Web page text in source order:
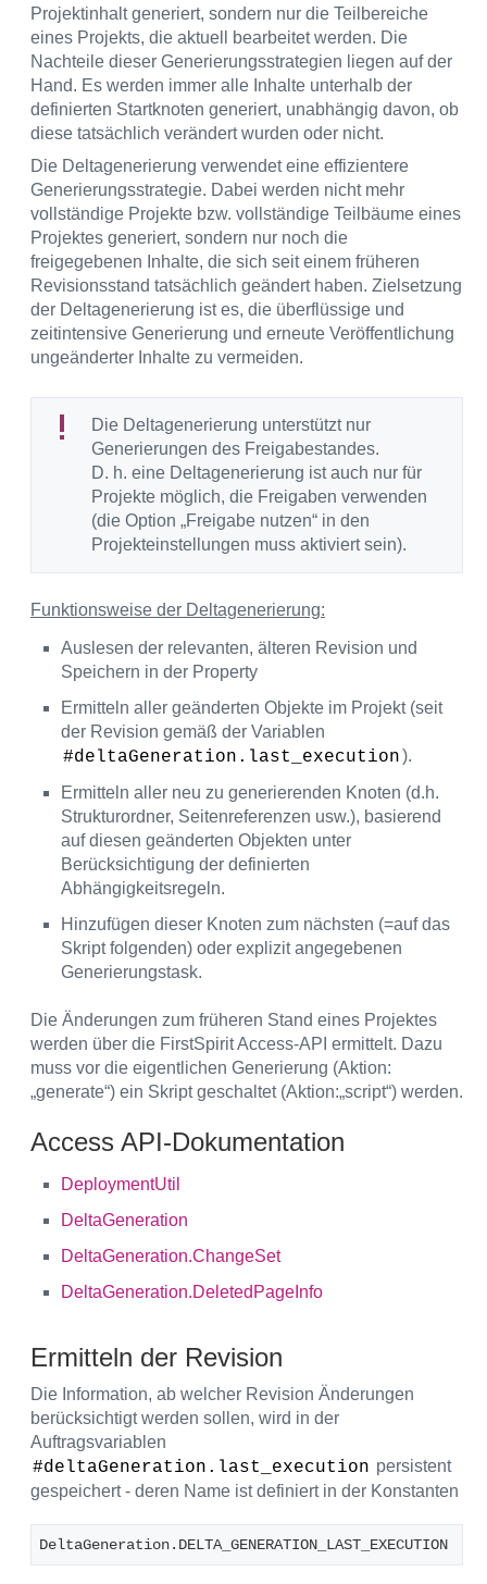
Projektinhalt generiert, sondern nur die Teilbereiche
eines Projekts, die aktuell bearbeitet werden. Die
Nachteile dieser Generierungsstrategien liegen auf der
Hand. Es werden immer alle Inhalte unterhalb der
definierten Startknoten generiert, unabhängig davon, ob
diese tatsächlich verändert wurden oder nicht.
Die Deltagenerierung verwendet eine effizientere
Generierungsstrategie. Dabei werden nicht mehr
vollständige Projekte bzw. vollständige Teilbäume eines
Projektes generiert, sondern nur noch die
freigegebenen Inhalte, die sich seit einem früheren
Revisionsstand tatsächlich geändert haben. Zielsetzung
der Deltagenerierung ist es, die überflüssige und
zeitintensive Generierung und erneute Veröffentlichung
ungeänderter Inhalte zu vermeiden.
Die Deltagenerierung unterstützt nur
Generierungen des Freigabestandes.
D. h. eine Deltagenerierung ist auch nur für
Projekte möglich, die Freigaben verwenden
(die Option „Freigabe nutzen“ in den
Projekteinstellungen muss aktiviert sein).
Funktionsweise der Deltagenerierung:
Auslesen der relevanten, älteren Revision und
Speichern in der Property
Ermitteln aller geänderten Objekte im Projekt (seit
der Revision gemäß der Variablen
#deltaGeneration.last_execution).
Ermitteln aller neu zu generierenden Knoten (d.h.
Strukturordner, Seitenreferenzen usw.), basierend
auf diesen geänderten Objekten unter
Berücksichtigung der definierten
Abhängigkeitsregeln.
Hinzufügen dieser Knoten zum nächsten (=auf das
Skript folgenden) oder explizit angegebenen
Generierungstask.
Die Änderungen zum früheren Stand eines Projektes
werden über die FirstSpirit Access-API ermittelt. Dazu
muss vor die eigentlichen Generierung (Aktion:
„generate“) ein Skript geschaltet (Aktion:„script“) werden.
Access API-Dokumentation
DeploymentUtil
DeltaGeneration
DeltaGeneration.ChangeSet
DeltaGeneration.DeletedPageInfo
Ermitteln der Revision
Die Information, ab welcher Revision Änderungen
berücksichtigt werden sollen, wird in der
Auftragsvariablen
#deltaGeneration.last_execution persistent
gespeichert - deren Name ist definiert in der Konstanten
DeltaGeneration.DELTA_GENERATION_LAST_EXECUTION